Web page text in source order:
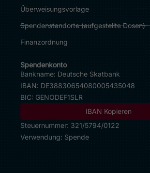
Überweisungsvorlage
Spendenstandorte (aufgestellte Dosen)
Finanzordnung
Spendenkonto
Bankname: Deutsche Skatbank
IBAN: DE38830654080005435048
BIC: GENODEF1SLR
IBAN Kopieren
Steuernummer: 321/5794/0122
Verwendung: Spende